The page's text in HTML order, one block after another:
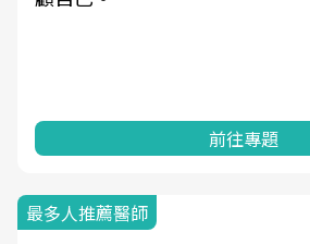
前往專題
最多人推薦醫師